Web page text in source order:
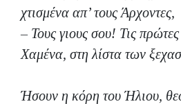
χτισμένα απ’ τους Άρχοντες,
– Τους γιους σου! Τις
Χαμένα, στη λίστα των
Ήσουν η κόρη του Ήλιου,